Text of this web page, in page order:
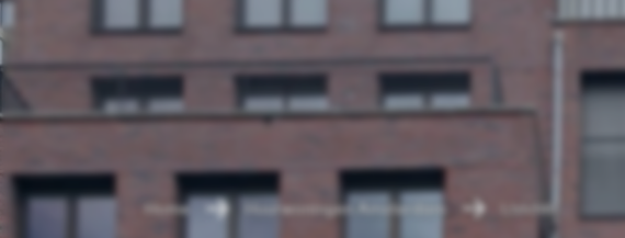
Home Huurwoningen Amsterdam